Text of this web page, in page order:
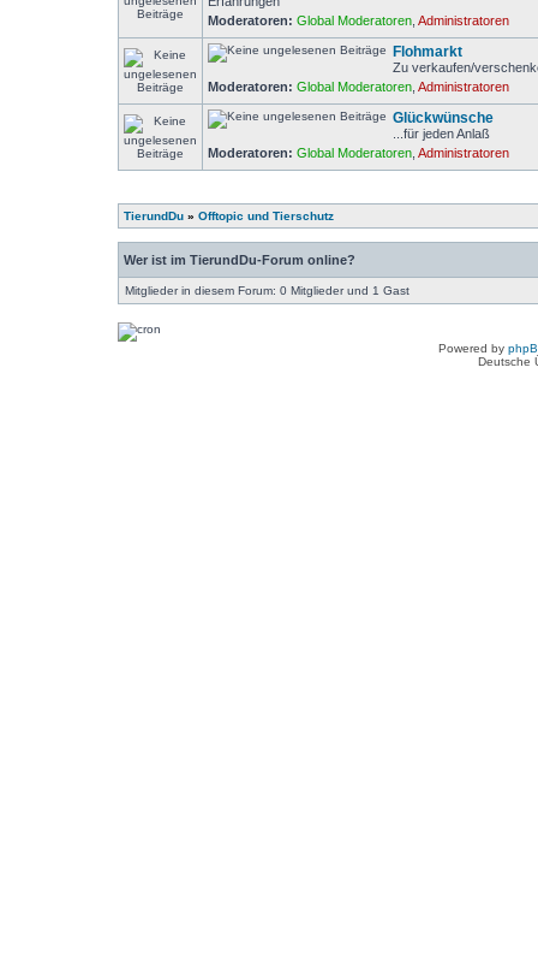
Moderatoren: Global Moderatoren Administratoren
Flohmarkt
Zu verkaufen/
Moderatoren: Global Moderatoren Administratoren
Glückwünsche
...für jeden Anlaß
Moderatoren: Global Moderatoren Administratoren
TierundDu » Offtopic und Tierschutz
Wer ist im TierundDu-Forum online?
Mitglieder in diesem Forum: 0 Mitglieder und 1 Gast
Powered by
Deutsche